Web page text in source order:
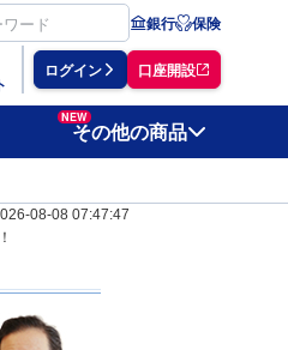
銀行 保険
ログイン 口座開設
NEW
その他の商品
08-08 07:47:47